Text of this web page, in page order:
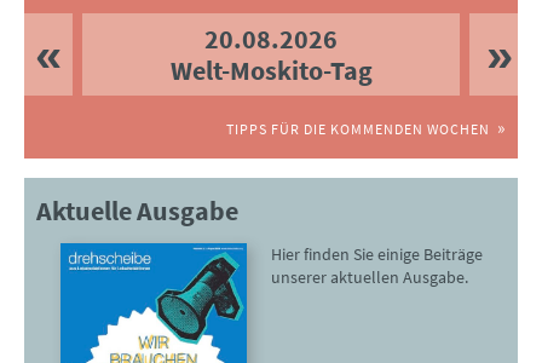
20.08.2026
Welt-Moskito-Tag
TIPPS FÜR DIE KOMMENDEN WOCHEN
Aktuelle Ausgabe
Hier finden Sie einige Beiträge
unserer aktuellen Ausgabe.